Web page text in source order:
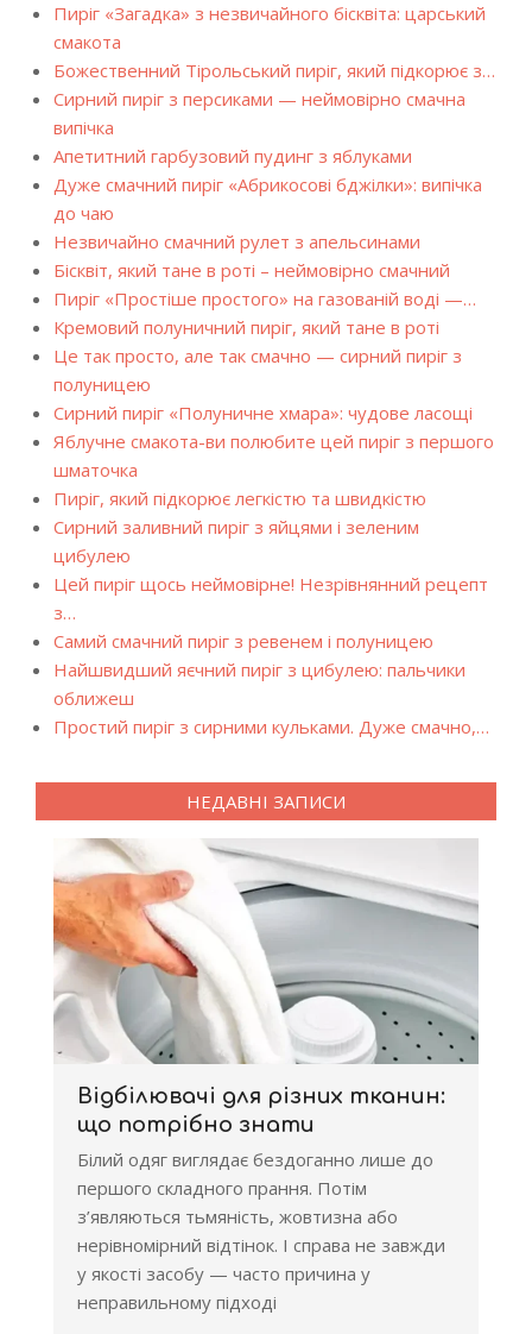
Пиріг «Загадка» з незвичайного бісквіта: царський
смакота
Божественний Тірольський пиріг, який підкорює з…
Сирний пиріг з персиками — неймовірно смачна
випічка
Апетитний гарбузовий пудинг з яблуками
Дуже смачний пиріг «Абрикосові бджілки»: випічка
до чаю
Незвичайно смачний рулет з апельсинами
Бісквіт, який тане в роті – неймовірно смачний
Пиріг «Простіше простого» на газованій воді —…
Кремовий полуничний пиріг, який тане в роті
Це так просто, але так смачно — сирний пиріг з
полуницею
Сирний пиріг «Полуничне хмара»: чудове ласощі
Яблучне смакота-ви полюбите цей пиріг з першого
шматочка
Пиріг, який підкорює легкістю та швидкістю
Сирний заливний пиріг з яйцями і зеленим
цибулею
Цей пиріг щось неймовірне! Незрівнянний рецепт
з…
Самий смачний пиріг з ревенем і полуницею
Найшвидший яєчний пиріг з цибулею: пальчики
оближеш
Простий пиріг з сирними кульками. Дуже смачно,…
НЕДАВНІ ЗАПИСИ
Відбілювачі для різних тканин:
що потрібно знати
Білий одяг виглядає бездоганно лише до
першого складного прання. Потім
з’являються тьмяність, жовтизна або
нерівномірний відтінок. І справа не завжди
у якості засобу — часто причина у
неправильному підході